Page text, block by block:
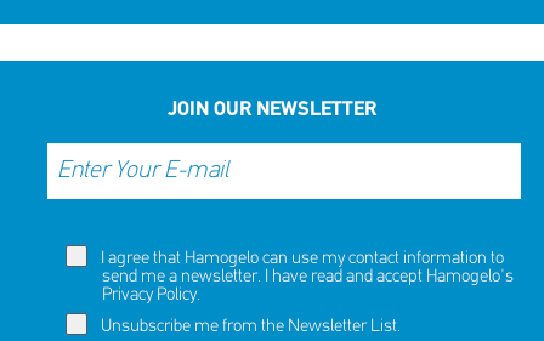
JOIN OUR NEWSLETTER
I agree that Hamogelo can use my contact information to
send me a newsletter. I have read and accept Hamogelo's
Privacy Policy.
Unsubscribe me from the Newsletter List.